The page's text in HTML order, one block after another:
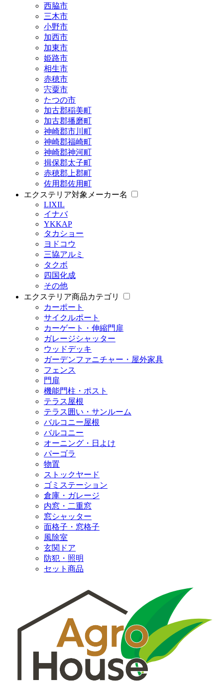
西脇市
三木市
小野市
加西市
加東市
姫路市
相生市
赤穂市
宍粟市
たつの市
加古郡稲美町
加古郡播磨町
神崎郡市川町
神崎郡福崎町
神崎郡神河町
揖保郡太子町
赤穂郡上郡町
佐用郡佐用町
エクステリア対象メーカー名
LIXIL
イナバ
YKKAP
タカショー
ヨドコウ
三協アルミ
タクボ
四国化成
その他
エクステリア商品カテゴリ
カーポート
サイクルポート
カーゲート・伸縮門扉
ガレージシャッター
ウッドデッキ
ガーデンファニチャー・屋外家具
フェンス
門扉
機能門柱・ポスト
テラス屋根
テラス囲い・サンルーム
バルコニー屋根
バルコニー
オーニング・日よけ
パーゴラ
物置
ストックヤード
ゴミステーション
倉庫・ガレージ
内窓・二重窓
窓シャッター
面格子・窓格子
風除室
玄関ドア
防犯・照明
セット商品